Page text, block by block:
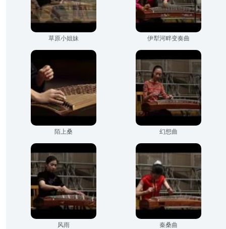
草原小姐妹 伊犁河畔变奏曲
陌上桑 幻想曲
风雨 秦桑曲